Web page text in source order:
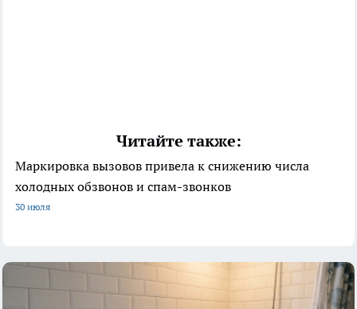
Читайте также:
Маркировка вызовов привела к снижению числа
холодных обзвонов и спам-звонков
30 июля